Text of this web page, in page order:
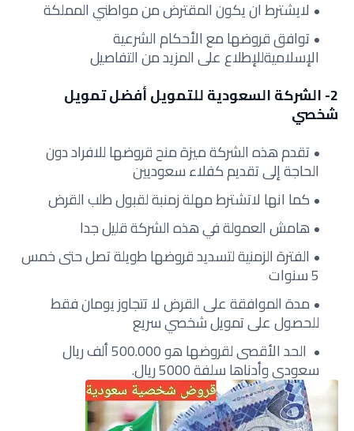
لايشترط ان يكون المقترض من مواطني المملكة
توافق قروضها مع الأحكام الشرعية
الإسلاميةللإطلاع على المزيد من التفاصيل
2- الشركة السعودية للتمويل أفضل تمويل
شخصي
تقدم هذه الشركة ميزة منح قروضها للافراد دون
الحاجة إلى تقديم كفلاء سعوديين
كما انها لاتشترط مهلة زمنبة لقبول طلب القرض
هامش العمولة في هذه الشركة قليل جدا
الفترة الزمنية لتسديد قروضها طويلة تصل حتى خمس
5 سنوات
مدة الموافقة على القرض لا تتجاوز يومان فقط
للحصول على تمويل شخصي سريع
الحد الأقصى لقروضها هو 500.000 ألف ريال
سعودي وأدناها سلفة 5000 ريال.